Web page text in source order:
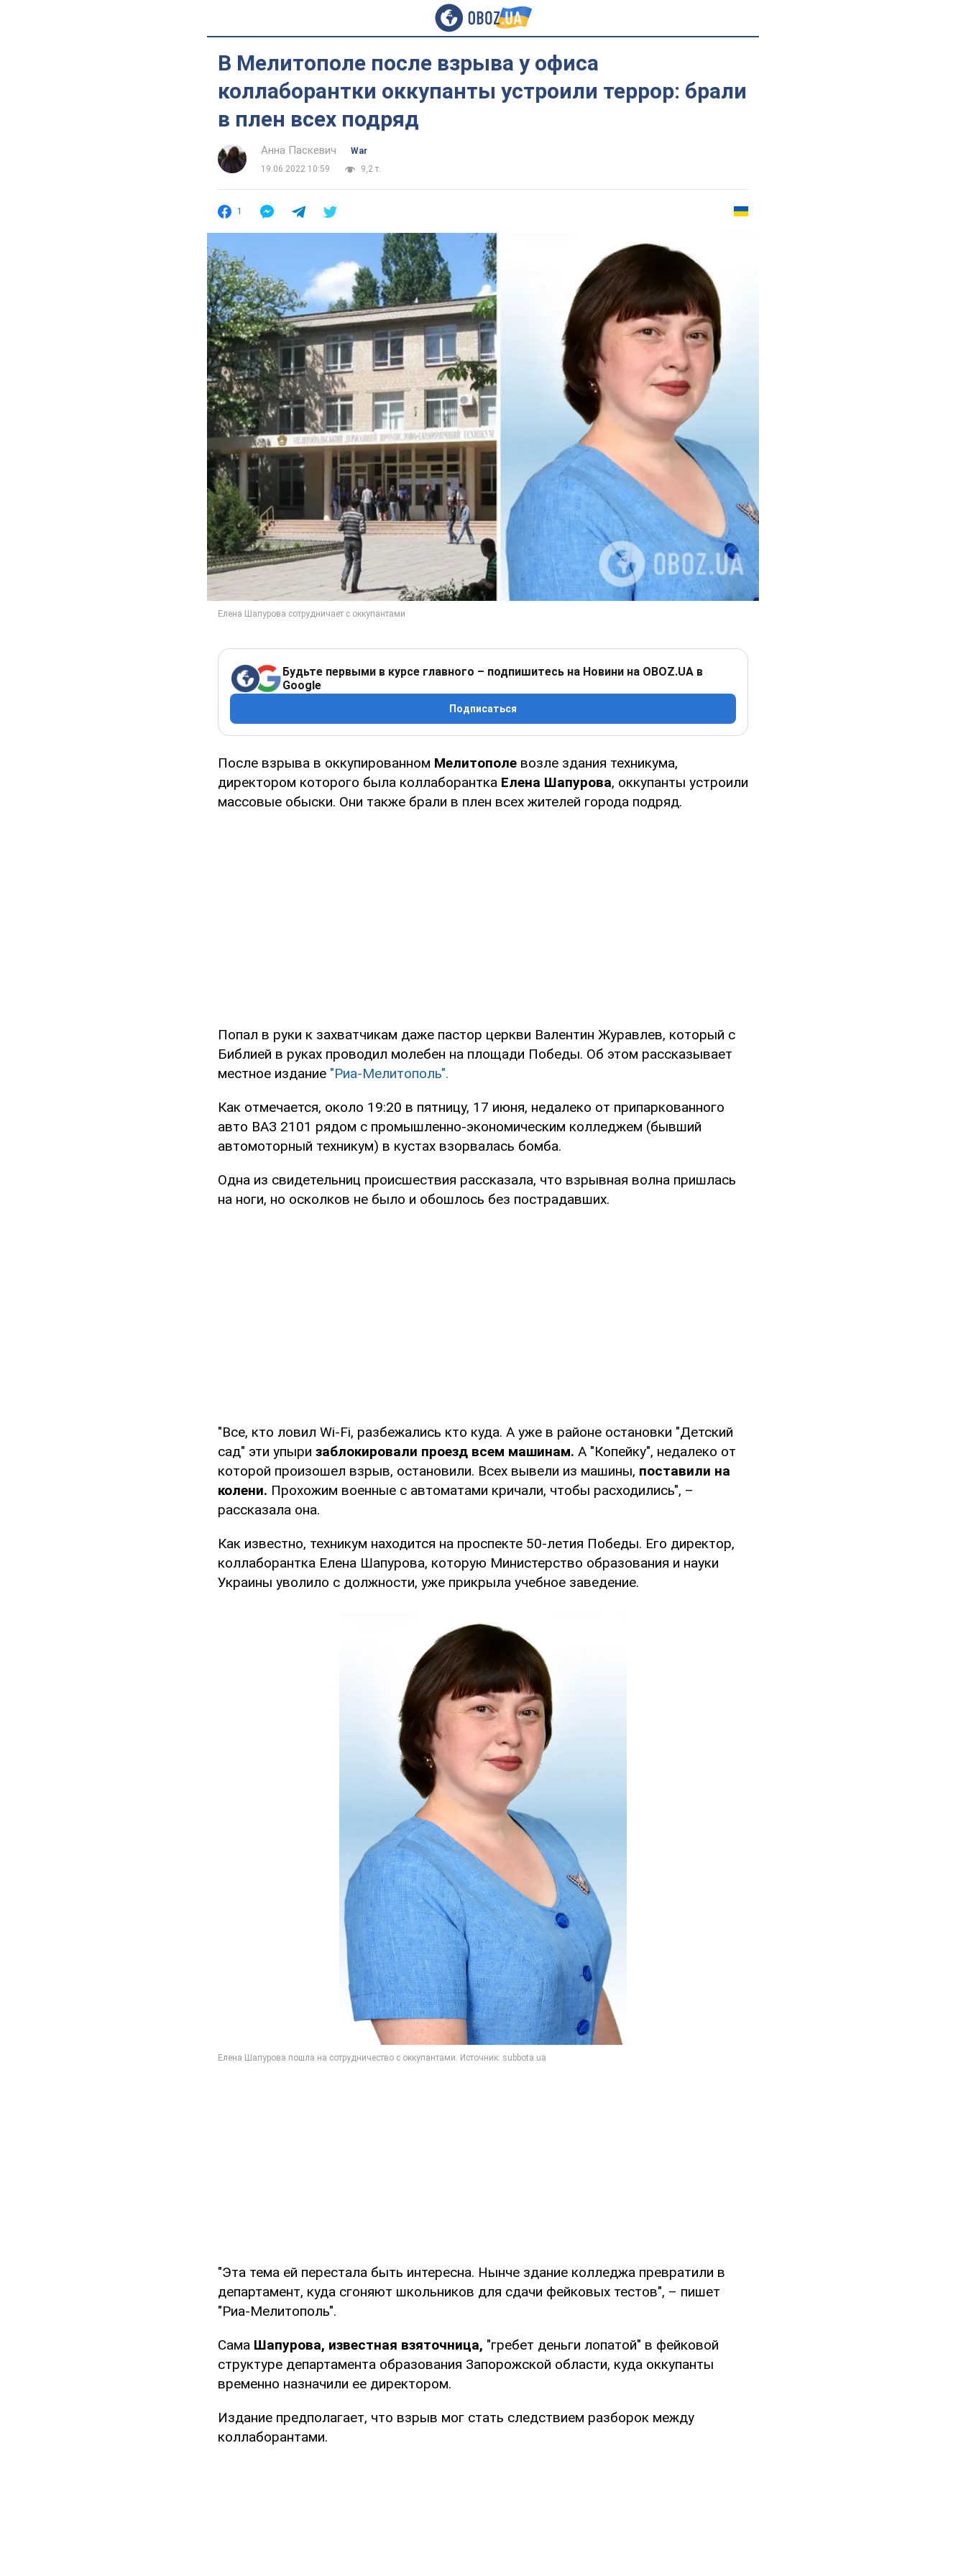
В Мелитополе после взрыва у офиса
коллаборантки оккупанты устроили террор: брали
в плен всех подряд
Анна Паскевич
War
19.06.2022 10:59
9,2 т.
1
Будьте первыми в курсе главного – подпишитесь на Новини на OBOZ.UA в
Google
Подписаться
После взрыва в оккупированном Мелитополе возле здания техникума,
директором которого была коллаборантка Елена Шапурова, оккупанты устроили
массовые обыски. Они также брали в плен всех жителей города подряд.
Попал в руки к захватчикам даже пастор церкви Валентин Журавлев, который с
Библией в руках проводил молебен на площади Победы. Об этом рассказывает
местное издание "Риа-Мелитополь".
Как отмечается, около 19:20 в пятницу, 17 июня, недалеко от припаркованного
авто ВАЗ 2101 рядом с промышленно-экономическим колледжем (бывший
автомоторный техникум) в кустах взорвалась бомба.
Одна из свидетельниц происшествия рассказала, что взрывная волна пришлась
на ноги, но осколков не было и обошлось без пострадавших.
"Все, кто ловил Wi-Fi, разбежались кто куда. А уже в районе остановки "Детский
сад" эти упыри заблокировали проезд всем машинам. А "Копейку", недалеко от
которой произошел взрыв, остановили. Всех вывели из машины, поставили на
колени. Прохожим военные с автоматами кричали, чтобы расходились", –
рассказала она.
Как известно, техникум находится на проспекте 50-летия Победы. Его директор,
коллаборантка Елена Шапурова, которую Министерство образования и науки
Украины уволило с должности, уже прикрыла учебное заведение.
"Эта тема ей перестала быть интересна. Нынче здание колледжа превратили в
департамент, куда сгоняют школьников для сдачи фейковых тестов", – пишет
"Риа-Мелитополь".
Сама Шапурова, известная взяточница, "гребет деньги лопатой" в фейковой
структуре департамента образования Запорожской области, куда оккупанты
временно назначили ее директором.
Издание предполагает, что взрыв мог стать следствием разборок между
коллаборантами.